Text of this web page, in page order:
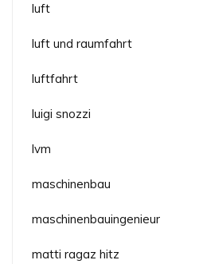
luft
luft und raumfahrt
luftfahrt
luigi snozzi
lvm
maschinenbau
maschinenbauingenieur
matti ragaz hitz